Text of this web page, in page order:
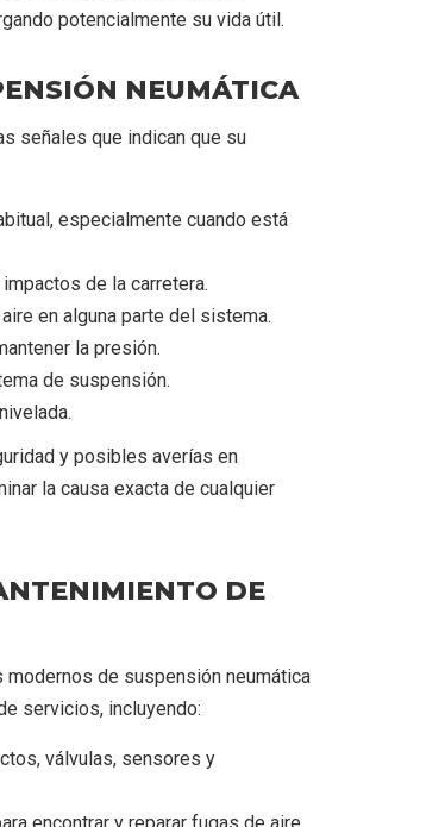
potencialmente su vida útil.
NEUMÁTICA
señales que indican que su
especialmente cuando está
de la carretera.
en alguna parte del sistema.
la presión.
de suspensión.
y posibles averías en
la causa exacta de cualquier
DE
de suspensión neumática
servicios, incluyendo:
válvulas, sensores y